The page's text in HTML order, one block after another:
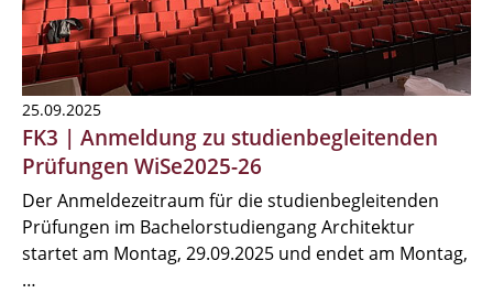
25.09.2025
FK3 | Anmeldung zu studienbegleitenden
Prüfungen WiSe2025-26
Der Anmeldezeitraum für die studienbegleitenden
Prüfungen im Bachelorstudiengang Architektur
startet am Montag, 29.09.2025 und endet am Montag,
…